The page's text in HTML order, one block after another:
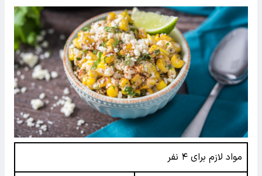
مواد لازم برای ۴ نفر